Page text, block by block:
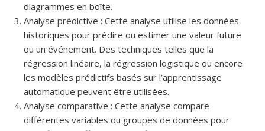
diagrammes en boîte.
Analyse prédictive : Cette analyse utilise les données
historiques pour prédire ou estimer une valeur future
ou un événement. Des techniques telles que la
régression linéaire, la régression logistique ou encore
les modèles prédictifs basés sur l’apprentissage
automatique peuvent être utilisées.
Analyse comparative : Cette analyse compare
différentes variables ou groupes de données pour